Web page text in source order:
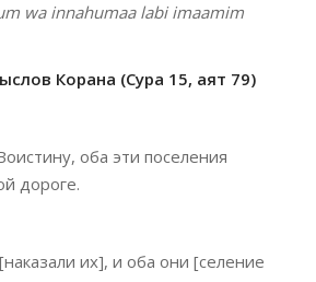
wa innahumaa labi imaamim
Корана (Сура 15, аят 79)
оба эти поселения
дороге.
их], и оба они [селение